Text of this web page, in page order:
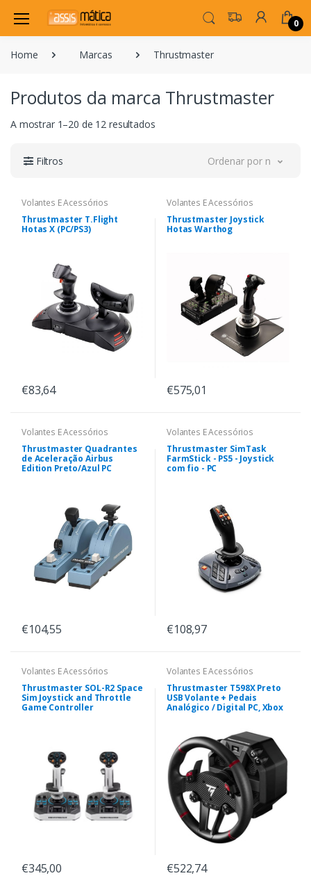
0
Home Marcas Thrustmaster
Produtos da marca Thrustmaster
A mostrar 1–20 de 12 resultados
Filtros Ordenar por novidade
Volantes E Acessórios
Thrustmaster T.Flight
Hotas X (PC/PS3)
€83,64
Volantes E Acessórios
Thrustmaster Joystick
Hotas Warthog
€575,01
Volantes E Acessórios
Thrustmaster Quadrantes
de Aceleração Airbus
Edition Preto/Azul PC
€104,55
Volantes E Acessórios
Thrustmaster SimTask
FarmStick - PS5 - Joystick
com fio - PC
€108,97
Volantes E Acessórios
Thrustmaster SOL-R2 Space
Sim Joystick and Throttle
Game Controller
€345,00
Volantes E Acessórios
Thrustmaster T598X Preto
USB Volante + Pedais
Analógico / Digital PC, Xbox
€522,74